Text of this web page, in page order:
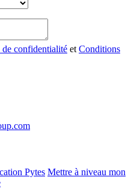
confidentialité et Conditions
Pytes Mettre à niveau mon